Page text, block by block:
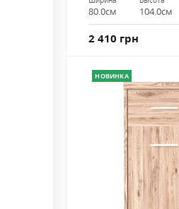
80.0см 104.0см
2 410 грн
НОВИНКА